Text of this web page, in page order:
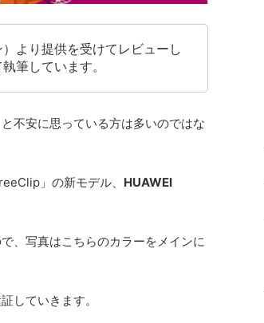
より提供を受けてレビューし
筆しています。
不安に思っている方は多いのではな
」の新モデル、 HUAWEI
、写真はこちらのカラーをメインに
していきます。